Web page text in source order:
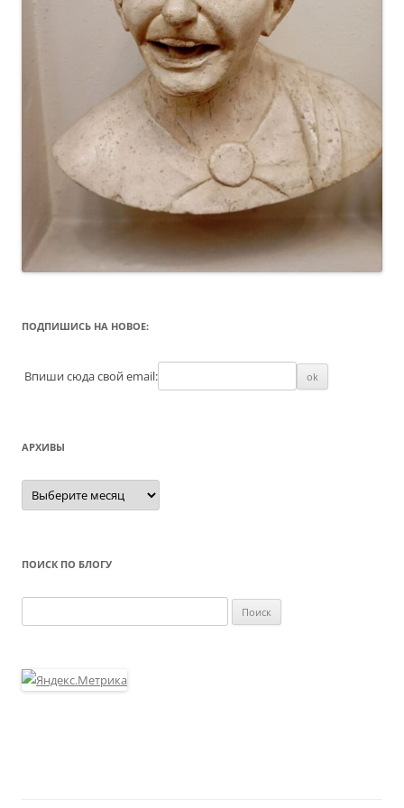
ПОДПИШИСЬ НА НОВОЕ:
Впиши сюда свой email:
АРХИВЫ
Архивы
ПОИСК ПО БЛОГУ